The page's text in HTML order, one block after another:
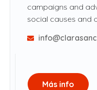
campaigns and
social causes and
Más info